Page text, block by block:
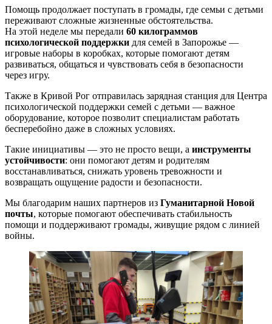
Помощь продолжает поступать в громады, где семьи с детьми
переживают сложные жизненные обстоятельства.
На этой неделе мы передали 60 килограммов
психологической поддержки для семей в Запорожье —
игровые наборы в коробках, которые помогают детям
развиваться, общаться и чувствовать себя в безопасности
через игру.
Также в Кривой Рог отправилась зарядная станция для Центра
психологической поддержки семей с детьми — важное
оборудование, которое позволит специалистам работать
бесперебойно даже в сложных условиях.
Такие инициативы — это не просто вещи, а инструменты
устойчивости: они помогают детям и родителям
восстанавливаться, снижать уровень тревожности и
возвращать ощущение радости и безопасности.
Мы благодарим наших партнеров из Гуманитарной Новой
почты, которые помогают обеспечивать стабильность
помощи и поддерживают громады, живущие рядом с линией
войны.